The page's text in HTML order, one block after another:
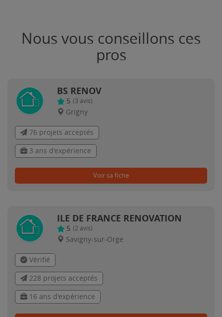
Nous vous conseillons ces
pros
BS RENOV
5 (3 avis)
Grigny
76 projets acceptés
3 ans d'expérience
Voir sa fiche
ILE DE FRANCE RENOVATION
5 (2 avis)
Savigny-sur-Orge
Vérifié
228 projets acceptés
16 ans d'expérience